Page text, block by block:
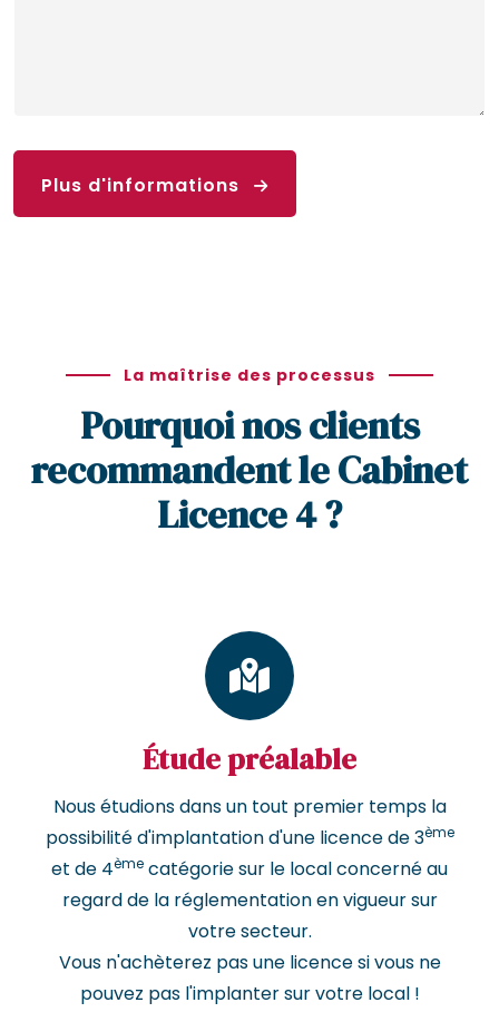
Plus d'informations
La maîtrise des processus
Pourquoi nos clients
recommandent le Cabinet
Licence 4 ?
Étude préalable
Nous étudions dans un tout premier temps la
possibilité d'implantation d'une licence de 3ème
et de 4ème catégorie sur le local concerné au
regard de la réglementation en vigueur sur
votre secteur.
Vous n'achèterez pas une licence si vous ne
pouvez pas l'implanter sur votre local !